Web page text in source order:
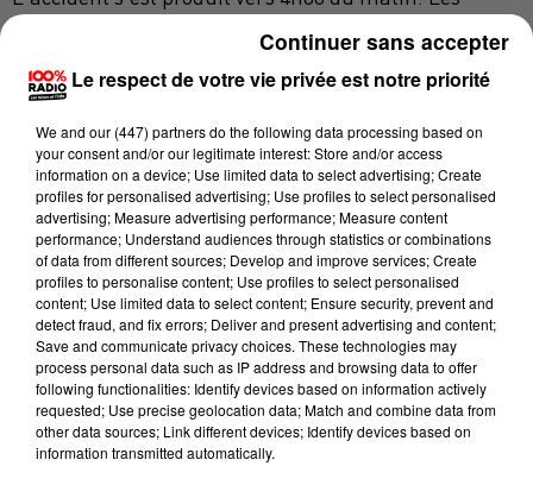
traitante qui travaillaient sur la maintenance, de
nuit. Ils étaient tous sur le même engin de chantier et
transportés à l’hôpital Purpan de Toulouse et à
Tarbes selon l’AFP. Le Procureur de la République des
Hautes Pyrénées, Pierre Aurignac, est sur place et un
hélicoptère va faire une reconnaissance en fin de
matinée.
L'enquête a été confiée aux brigades de recherches de
la gendarmerie de Lannemezan et de Bagnères-de-
Bigorre. La circulation des trains est coupée entre
Montréjeau et Tarbes. Un service de substitution par
Le respect de votre vie privée est notre priorité
We and our (447) partnersdo the following data processing based on
your consent and/or our legitimate interest: Store and/or access
information on a device; Use limited data to select advertising; Create
profiles for personalised advertising; Use profiles to select personalised
advertising; Measure advertising performance; Measure content
performance; Understand audiences through statistics or combinations
of data from different sources; Develop and improve services; Create
profiles to personalise content; Use profiles to select personalised
content; Use limited data to select content; Ensure security, prevent and
detect fraud, and fix errors; Deliver and present advertising and content;
Save and communicate privacy choices. These technologies may
process personal data such as IP address and browsing data to offer
following functionalities: Identify devices based on information actively
requested; Use precise geolocation data; Match and combine data from
other data sources; Link different devices; Identify devices based on
information transmitted automatically.
Continuer sans accepter